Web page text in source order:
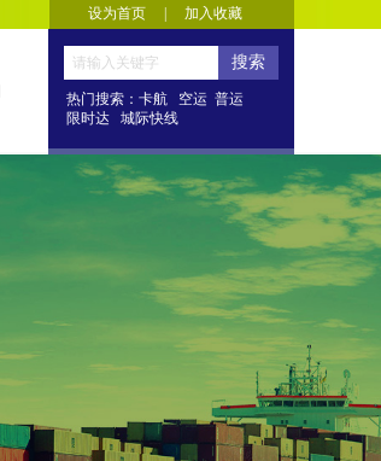
设为首页 | 加入收藏
设为首页 加入收藏
搜索
热门搜索：卡航 空运 普运
限时达 城际快线